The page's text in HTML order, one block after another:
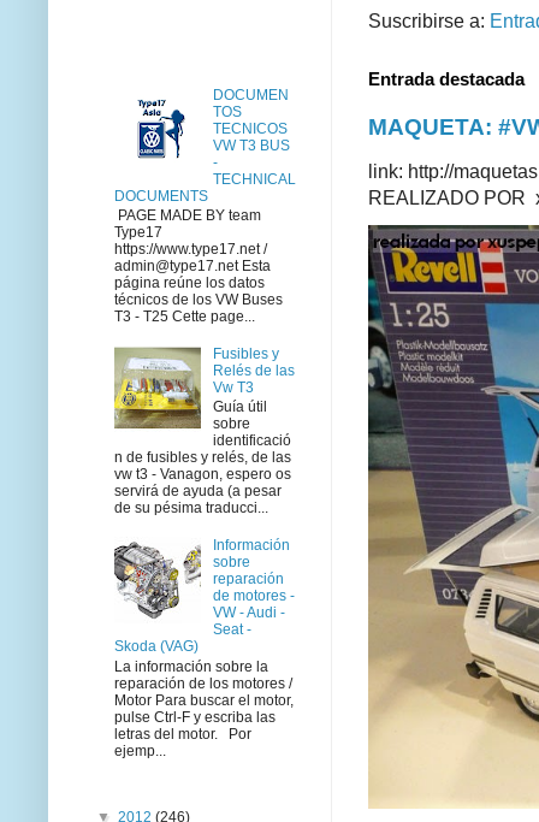
Suscribirse a:
Entrada destacada
MAQUETA:
link: http://
REALIZADO POR
DOCUMEN
TOS
TECNICOS
VW T3 BUS
-
TECHNICAL
DOCUMENTS
PAGE MADE BY team
Type17
https://www.type17.net /
admin@type17.net Esta
página reúne los datos
técnicos de los VW Buses
T3 - T25 Cette page...
Fusibles y
Relés de las
Vw T3
Guía útil
sobre
identificació
n de fusibles y relés, de las
vw t3 - Vanagon, espero os
servirá de ayuda (a pesar
de su pésima traducci...
Información
sobre
reparación
de motores -
VW - Audi -
Seat -
Skoda (VAG)
La información sobre la
reparación de los motores /
Motor Para buscar el motor,
pulse Ctrl-F y escriba las
letras del motor. Por
ejemp...
▼ 2012 (246)